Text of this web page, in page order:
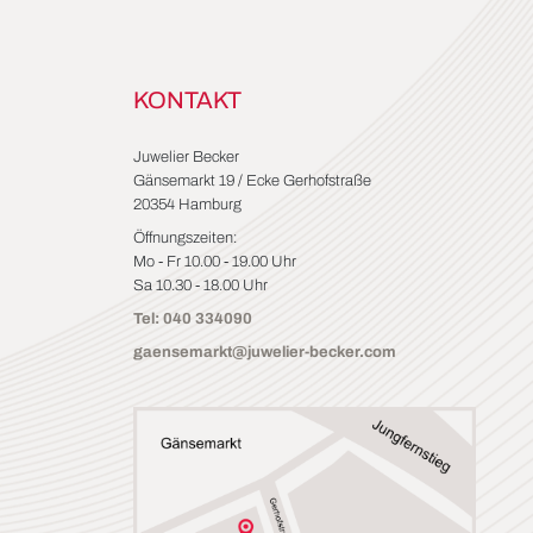
KONTAKT
Juwelier Becker
Gänsemarkt 19 / Ecke Gerhofstraße
20354 Hamburg
Öffnungszeiten:
Mo - Fr 10.00 - 19.00 Uhr
Sa 10.30 - 18.00 Uhr
Tel: 040 334090
gaensemarkt@juwelier-becker.com